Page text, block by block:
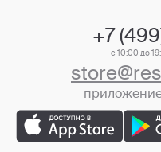
+7
с 10:00 до